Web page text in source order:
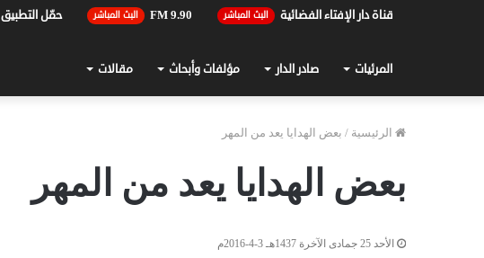
قناة دار الإفتاء الفضائية البث المباشر 90.FM 9 البث المباشر حمّل التطبيق
المرئيات صادر الدار مؤلفات وأبحاث مقالات
الرئيسية / بعض الهدايا يعد من المهر
بعض الهدايا يعد من المهر
الأحد 25 جمادى الآخرة 1437هـ 3-4-2016م